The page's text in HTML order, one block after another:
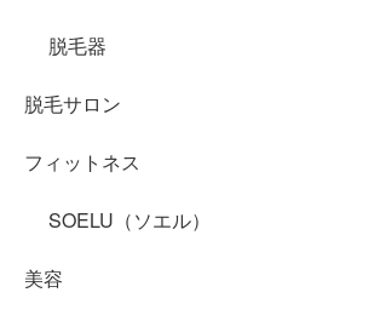
脱毛器
脱毛サロン
フィットネス
SOELU（ソエル）
美容